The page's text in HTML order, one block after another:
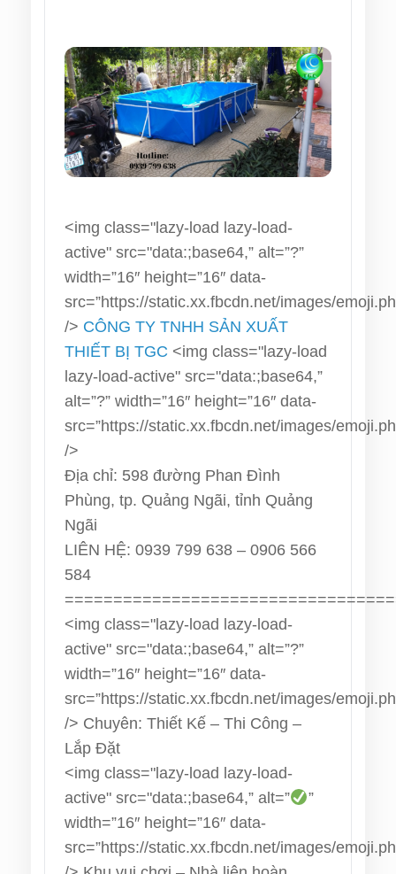
<img class="lazy-load lazy-load-
active" src="data:;base64,” alt=”?”
width=”16″ height=”16″ data-
src=”https://static.xx.fbcdn.net/images/
/> CÔNG TY TNHH SẢN XUẤT
THIẾT BỊ TGC <img class="lazy-load
lazy-load-active" src="data:;base64,”
alt=”?” width=”16″ height=”16″ data-
src=”https://static.xx.fbcdn.net/images/
/>
Địa chỉ: 598 đường Phan Đình
Phùng, tp. Quảng Ngãi, tỉnh Quảng
Ngãi
LIÊN HỆ: 0939 799 638 – 0906 566
584
<img class="lazy-load lazy-load-
active" src="data:;base64,” alt=”?”
width=”16″ height=”16″ data-
src=”https://static.xx.fbcdn.net/images/
/> Chuyên: Thiết Kế – Thi Công –
Lắp Đặt
<img class="lazy-load lazy-load-
active" src="data:;base64,” alt=”
”
width=”16″ height=”16″ data-
src=”https://static.xx.fbcdn.net/images/